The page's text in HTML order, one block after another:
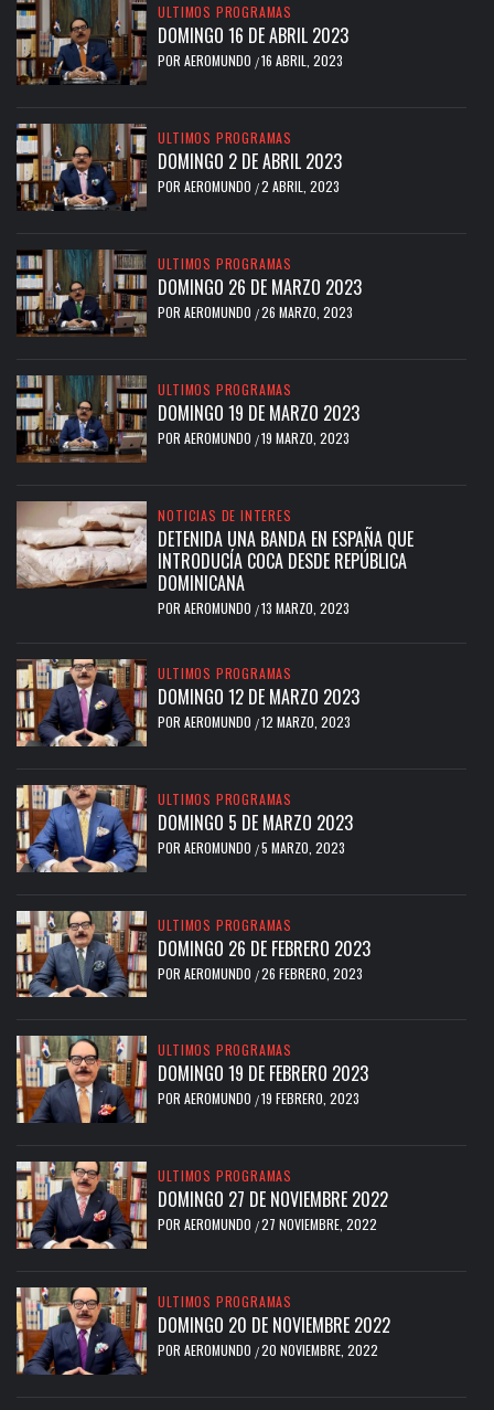
ULTIMOS PROGRAMAS
DOMINGO 16 DE ABRIL 2023
POR AEROMUNDO /16 ABRIL, 2023
ULTIMOS PROGRAMAS
DOMINGO 2 DE ABRIL 2023
POR AEROMUNDO /2 ABRIL, 2023
ULTIMOS PROGRAMAS
DOMINGO 26 DE MARZO 2023
POR AEROMUNDO /26 MARZO, 2023
ULTIMOS PROGRAMAS
DOMINGO 19 DE MARZO 2023
POR AEROMUNDO /19 MARZO, 2023
NOTICIAS DE INTERES
DETENIDA UNA BANDA EN ESPAÑA QUE
INTRODUCÍA COCA DESDE REPÚBLICA
DOMINICANA
POR AEROMUNDO /13 MARZO, 2023
ULTIMOS PROGRAMAS
DOMINGO 12 DE MARZO 2023
POR AEROMUNDO /12 MARZO, 2023
ULTIMOS PROGRAMAS
DOMINGO 5 DE MARZO 2023
POR AEROMUNDO /5 MARZO, 2023
ULTIMOS PROGRAMAS
DOMINGO 26 DE FEBRERO 2023
POR AEROMUNDO /26 FEBRERO, 2023
ULTIMOS PROGRAMAS
DOMINGO 19 DE FEBRERO 2023
POR AEROMUNDO /19 FEBRERO, 2023
ULTIMOS PROGRAMAS
DOMINGO 27 DE NOVIEMBRE 2022
POR AEROMUNDO /27 NOVIEMBRE, 2022
ULTIMOS PROGRAMAS
DOMINGO 20 DE NOVIEMBRE 2022
POR AEROMUNDO /20 NOVIEMBRE, 2022